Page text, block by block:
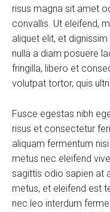
risus magna sit amet
convallis. Ut eleifend,
aliquet elit, et
nulla a diam posuere
fringilla, libero et
volutpat tortor, quis
Fusce egestas nibh
risus et consectetur
aliquam fermentum
metus nec eleifend
sagittis odio sapien at
metus, et eleifend est
nec leo interdum